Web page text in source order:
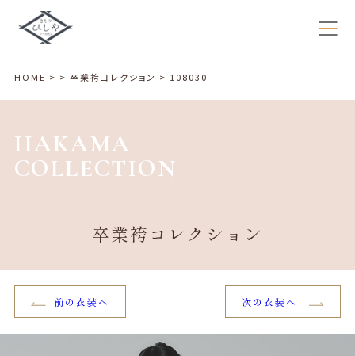
HOME > > 卒業袴コレクション > 108030
HAKAMA
COLLECTION
卒業袴コレクション
前の衣装へ 次の衣装へ